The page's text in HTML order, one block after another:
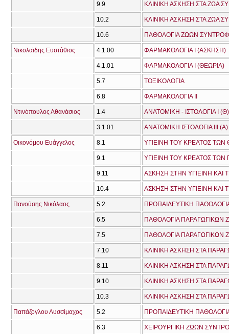
9.9 ΚΛΙΝΙΚΗ ΑΣΚΗΣΗ ΣΤΑ ΖΩΑ
10.2 ΚΛΙΝΙΚΗ ΑΣΚΗΣΗ ΣΤΑ ΖΩΑ
10.6 ΠΑΘΟΛΟΓΙΑ ΖΩΩΝ
Νικολαϊδης Ευστάθιος 4.1.00 ΦΑΡΜΑΚΟΛΟΓΙΑ Ι (ΑΣΚΗΣΗ)
4.1.01 ΦΑΡΜΑΚΟΛΟΓΙΑ Ι (ΘΕΩΡΙΑ)
5.7 ΤΟΞΙΚΟΛΟΓΙΑ
6.8 ΦΑΡΜΑΚΟΛΟΓΙΑ ΙΙ
Ντινόπουλος Αθανάσιος 1.4 ΑΝΑΤΟΜΙΚΗ - ΙΣΤΟΛΟΓΙΑ Ι (Θ)
3.1.01 ΑΝΑΤΟΜΙΚΗ ΙΣΤΟΛΟΓΙΑ ΙΙΙ (A)
Οικονόμου Ευάγγελος 8.1 ΥΓΙΕΙΝΗ ΤΟΥ ΚΡΕΑΤΟΣ
9.1
9.11 ΑΣΚΗΣΗ ΣΤΗΝ ΥΓΙΕΙΝΗ
10.4 ΑΣΚΗΣΗ ΣΤΗΝ ΥΓΙΕΙΝΗ
Πανούσης Νικόλαος 5.2 ΠΡΟΠΑΙΔΕΥΤΙΚΗ
6.5 ΠΑΘΟΛΟΓΙΑ ΠΑΡΑΓΩΓΙΚΩΝ
7.5 ΠΑΘΟΛΟΓΙΑ ΠΑΡΑΓΩΓΙΚΩΝ
7.10 ΚΛΙΝΙΚΗ ΑΣΚΗΣΗ ΣΤΑ
8.11 ΚΛΙΝΙΚΗ ΑΣΚΗΣΗ ΣΤΑ
9.10 ΚΛΙΝΙΚΗ ΑΣΚΗΣΗ ΣΤΑ
10.3 ΚΛΙΝΙΚΗ ΑΣΚΗΣΗ ΣΤΑ
Παπάζογλου Λυσσίμαχος 5.2 ΠΡΟΠΑΙΔΕΥΤΙΚΗ
6.3 ΧΕΙΡΟΥΡΓΙΚΗ ΖΩΩΝ